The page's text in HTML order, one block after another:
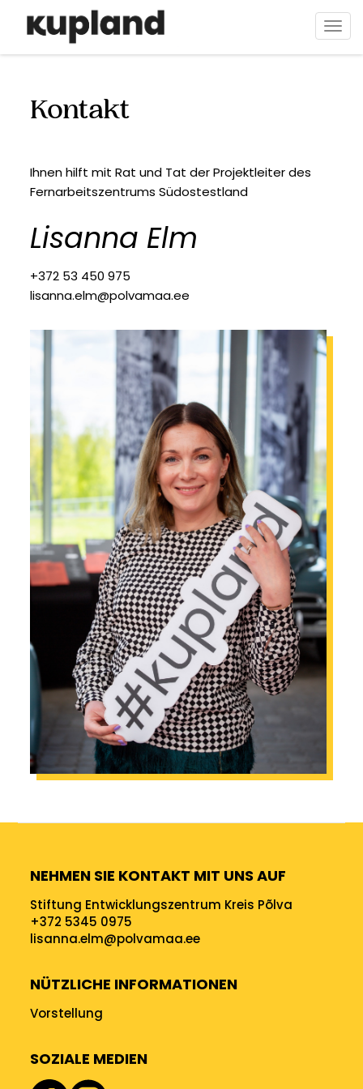
Kontakt
Ihnen hilft mit Rat und Tat der Projektleiter des
Fernarbeitszentrums Südostestland
Lisanna Elm
+372 53 450 975
lisanna.elm@polvamaa.ee
NEHMEN SIE KONTAKT MIT UNS AUF
Stiftung Entwicklungszentrum Kreis Põlva
+372 5345 0975
lisanna.elm@polvamaa.ee
NÜTZLICHE INFORMATIONEN
Vorstellung
SOZIALE MEDIEN